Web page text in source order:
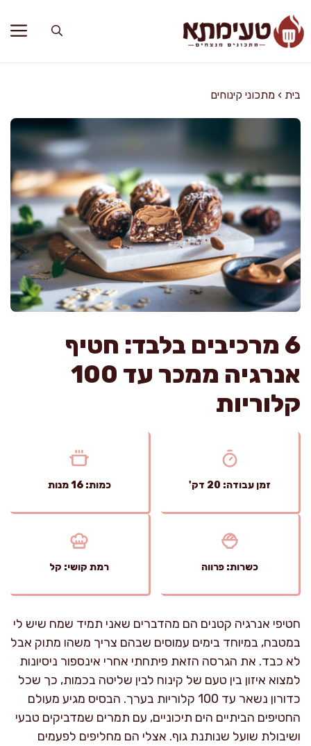
לתוכן
בית › מתכוני קינוחים
6 מרכיבים בלבד: חטיף
אנרגיה ממכר עד 100
קלוריות
זמן עבודה: 20 דק' כמות: 16 מנות
כשרות: פרווה רמת קושי: קל
חטיפי אנרגיה קטנים הם מהדברים שאני תמיד שמח שיש לי
במטבח, במיוחד בימים עמוסים שבהם צריך משהו מתוק אבל
לא כבד. את הגרסה הזאת פיתחתי אחרי אינספור ניסיונות
למצוא איזון בין טעם של קינוח לבין שליטה בכמות, כך שכל
כדורון נשאר עד 100 קלוריות בערך. הבסיס מגיע מעולם
החטיפים הביתיים הים תיכוניים, עם תמרים שמדביקים טבעי
ושיבולת שועל שנותנת גוף. אצלי הם מחליפים לפעמים